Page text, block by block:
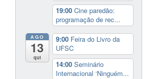
19:00 Cine paredão:
programação de rec...
AGO
13
qui
9:00 Feira do Livro da
UFSC
14:00 Seminário
Internacional ‘Ninguém...